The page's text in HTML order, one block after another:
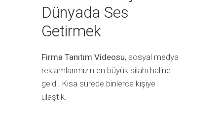
Dünyada Ses
Getirmek
Firma Tanıtım Videosu, sosyal medya
reklamlarımızın en büyük silahı haline
geldi. Kısa sürede binlerce kişiye
ulaştık.